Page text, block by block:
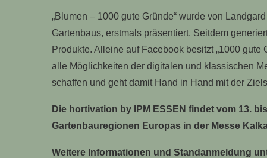
„Blumen – 1000 gute Gründe“ wurde von
Gartenbaus, erstmals präsentiert. Seitdem
Produkte. Alleine auf Facebook besitzt „1000
alle Möglichkeiten der digitalen und klassischen
schaffen und geht damit Hand in Hand mit der
Die hortivation by IPM ESSEN findet vom 13.
Gartenbauregionen Europas in der Messe
Weitere Informationen und Standanmeldung